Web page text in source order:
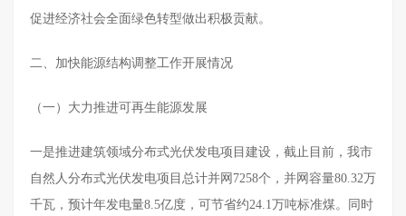
促进经济社会全面绿色转型做出积极贡献。
二、加快能源结构调整工作开展情况
（一）大力推进可再生能源发展
一是推进建筑领域分布式光伏发电项目建设，截止目前，我市
自然人分布式光伏发电项目总计并网7258个，并网容量80.32万
千瓦，预计年发电量8.5亿度，可节省约24.1万吨标准煤。同时